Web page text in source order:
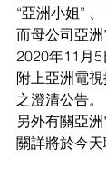
“亞洲小姐” 、
而母公司亞
2020年11月
附上亞洲電
之澄清公告。
另外有關亞
關詳將於今天